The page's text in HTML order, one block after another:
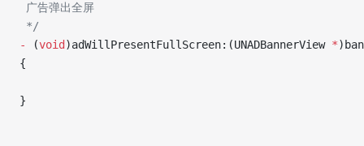
广告弹出全屏
*/
-
(void )adWillPresentFullScreen:(UNADBannerView *
{
}